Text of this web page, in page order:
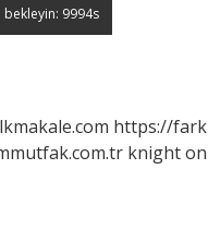
https://
knight